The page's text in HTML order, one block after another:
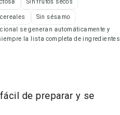
Sin frutos secos
Sin sésamo
se generan automáticamente y
la lista completa de ingredientes
de preparar y se